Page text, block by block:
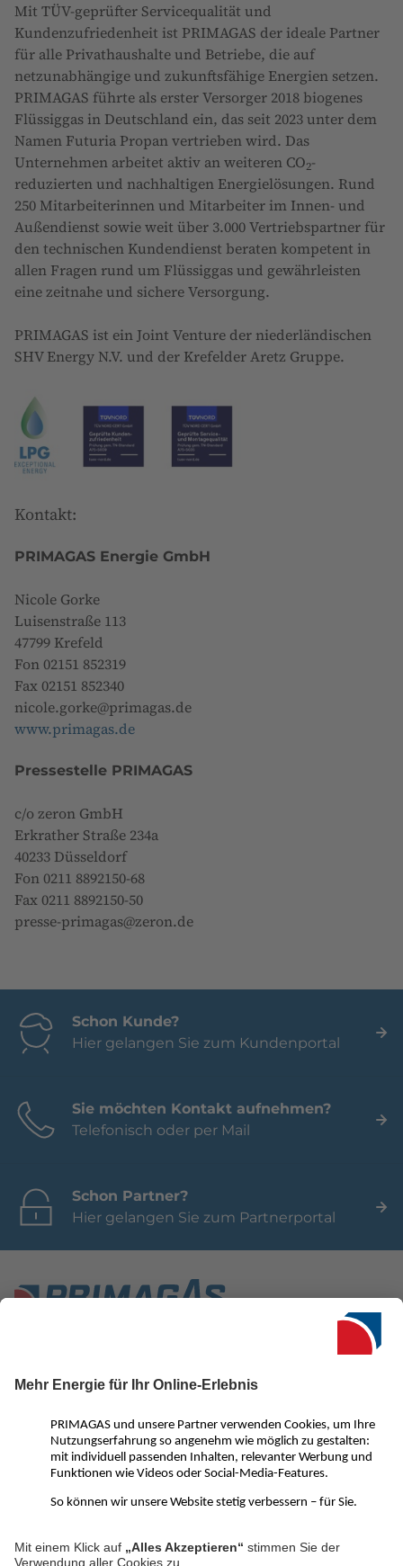
Mit TÜV-geprüfter Servicequalität und
Kundenzufriedenheit ist PRIMAGAS der ideale Partner
für alle Privathaushalte und Betriebe, die auf
netzunabhängige und zukunftsfähige Energien setzen.
PRIMAGAS führte als erster Versorger 2018 biogenes
Flüssiggas in Deutschland ein, das seit 2023 unter dem
Namen Futuria Propan vertrieben wird. Das
Unternehmen arbeitet aktiv an weiteren CO2-
reduzierten und nachhaltigen Energielösungen. Rund
250 Mitarbeiterinnen und Mitarbeiter im Innen- und
Außendienst sowie weit über 3.000 Vertriebspartner für
den technischen Kundendienst beraten kompetent in
allen Fragen rund um Flüssiggas und gewährleisten
eine zeitnahe und sichere Versorgung.
PRIMAGAS ist ein Joint Venture der niederländischen
SHV Energy N.V. und der Krefelder Aretz Gruppe.
Kontakt:
PRIMAGAS Energie GmbH
Nicole Gorke
Luisenstraße 113
47799 Krefeld
Fon 02151 852319
Fax 02151 852340
nicole.gorke@primagas.de
www.primagas.de
Pressestelle PRIMAGAS
c/o zeron GmbH
Erkrather Straße 234a
40233 Düsseldorf
Fon 0211 8892150-68
Fax 0211 8892150-50
presse-primagas@zeron.de
Schon Kunde?
Hier gelangen Sie zum Kundenportal
Sie möchten Kontakt aufnehmen?
Telefonisch oder per Mail
Schon Partner?
Hier gelangen Sie zum Partnerportal
Anbieter für Flüssiggas. Neben einer Vielzahl an innovativen
Flüssiggas-Lösungen für Privat- und Gewerbekunden
kompetenter Beratung. Von der Gasheizung oder einem
Flüssiggas-BHKW über Treibgas und Autogas bis hin zu LNG für
Großgewerbe – mit PRIMAGAS ist alles möglich.
PRIMAGAS Social Media Kanäle:
Kanal